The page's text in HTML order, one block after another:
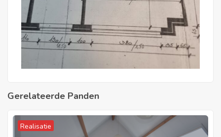
Gerelateerde Panden
Realisatie